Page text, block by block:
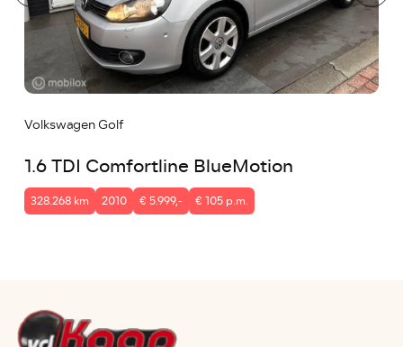
Volkswagen Golf
1.6 TDI Comfortline BlueMotion
328.268 km 2010 € 5.999,- € 105 p.m.